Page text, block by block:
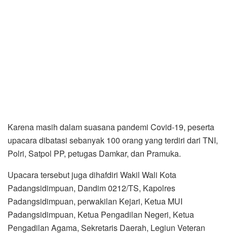
Karena masih dalam suasana pandemi Covid-19, peserta
upacara dibatasi sebanyak 100 orang yang terdiri dari TNI,
Polri, Satpol PP, petugas Damkar, dan Pramuka.
Upacara tersebut juga dihafdiri Wakil Wali Kota
Padangsidimpuan, Dandim 0212/TS, Kapolres
Padangsidimpuan, perwakilan Kejari, Ketua MUI
Padangsidimpuan, Ketua Pengadilan Negeri, Ketua
Pengadilan Agama, Sekretaris Daerah, Legiun Veteran